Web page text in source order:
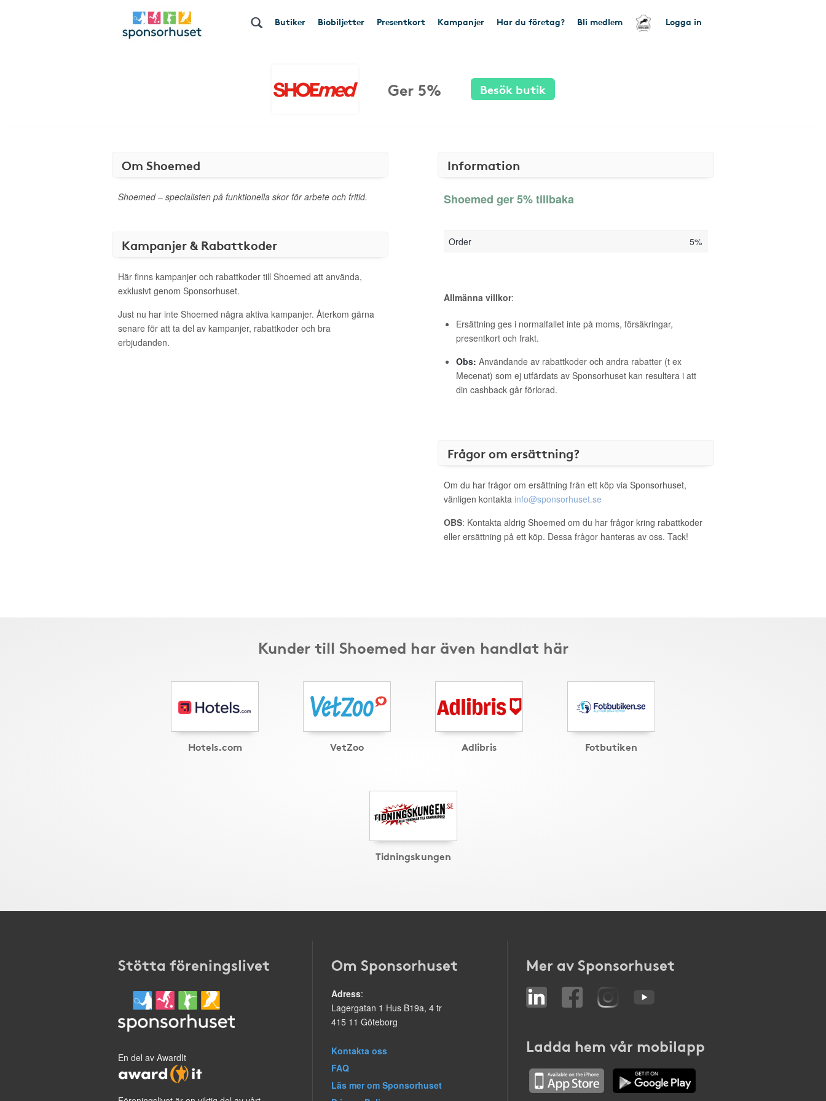
Butiker Biobiljetter Presentkort Kampanjer Har du företag? Bli medlem Logga in
Ger 5% Besök butik
Om Shoemed
Shoemed – specialisten på funktionella skor för arbete och fritid.
Kampanjer & Rabattkoder
Här finns kampanjer och rabattkoder till Shoemed att använda,
exklusivt genom Sponsorhuset.
Just nu har inte Shoemed några aktiva kampanjer. Återkom gärna
senare för att ta del av kampanjer, rabattkoder och bra
erbjudanden.
Information
Shoemed ger 5% tillbaka
Order 5%
Allmänna villkor:
Ersättning ges i normalfallet inte på moms, försäkringar,
presentkort och frakt.
Obs: Användande av rabattkoder och andra rabatter (t ex
Mecenat) som ej utfärdats av Sponsorhuset kan resultera i att
din cashback går förlorad.
Frågor om ersättning?
Om du har frågor om ersättning från ett köp via Sponsorhuset,
vänligen kontakta info@sponsorhuset.se
OBS: Kontakta aldrig Shoemed om du har frågor kring rabattkoder
eller ersättning på ett köp. Dessa frågor hanteras av oss. Tack!
Kunder till Shoemed har även handlat här
Hotels.com VetZoo Adlibris Fotbutiken
Tidningskungen
Stötta föreningslivet
En del av AwardIt
Om Sponsorhuset
Adress:
Lagergatan 1 Hus B19a, 4 tr
415 11 Göteborg
Kontakta oss
FAQ
Läs mer om Sponsorhuset
Mer av Sponsorhuset
Ladda hem vår mobilapp